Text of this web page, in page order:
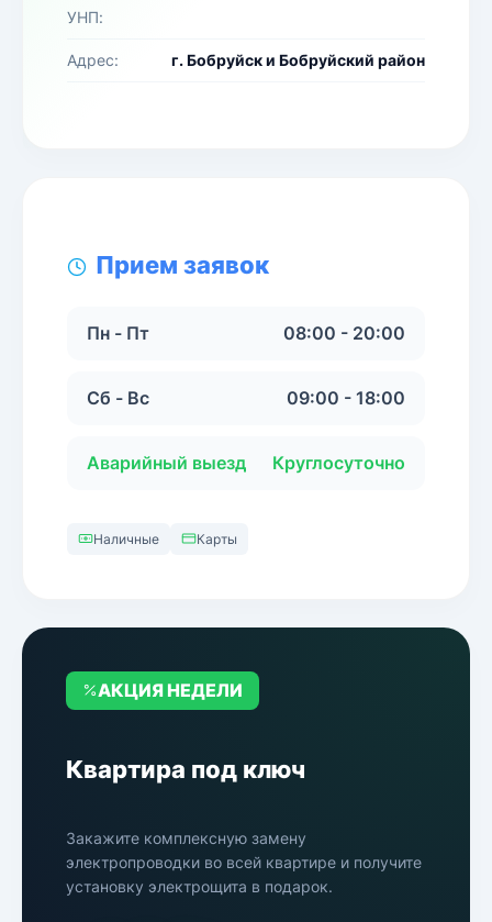
УНП:
Адрес: г. Бобруйск и Бобруйский район
Прием заявок
Пн - Пт 08:00 - 20:00
Сб - Вс 09:00 - 18:00
Аварийный выезд Круглосуточно
Наличные Карты
АКЦИЯ НЕДЕЛИ
Квартира под ключ
Закажите комплексную замену
электропроводки во всей квартире и получите
установку электрощита в подарок.